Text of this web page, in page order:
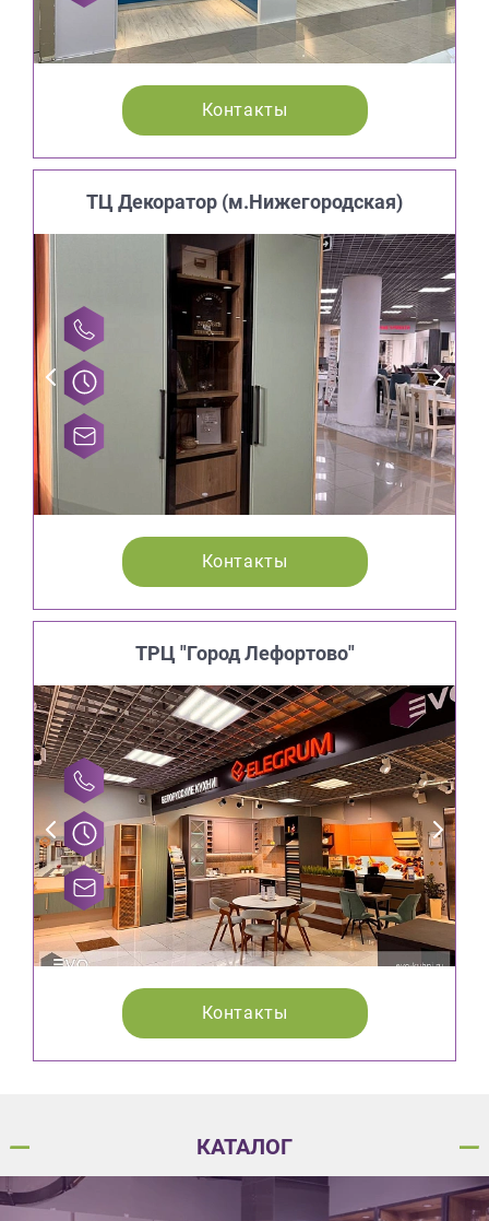
Контакты
ТЦ Декоратор (м.Нижегородская)
Контакты
ТРЦ "Город Лефортово"
Контакты
КАТАЛОГ